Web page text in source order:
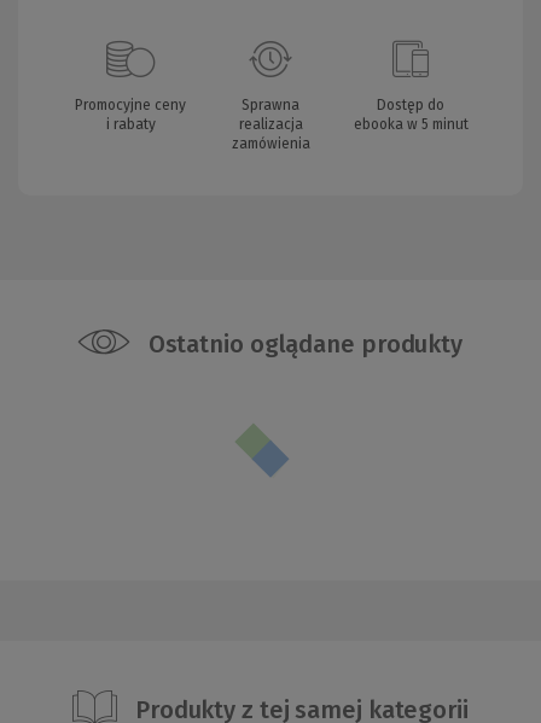
Promocyjne ceny
i rabaty
Sprawna
realizacja
zamówienia
Dostęp do
ebooka w 5 minut
Ostatnio oglądane produkty
Produkty z tej samej kategorii